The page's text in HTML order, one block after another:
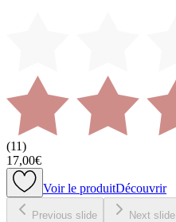
(11)
17,00€
Voir le produitDécouvrir
Previous slide Next slide